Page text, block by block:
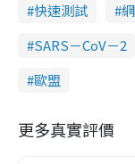
快速測試
SARS－CoV－2
歐盟
更多真實評價